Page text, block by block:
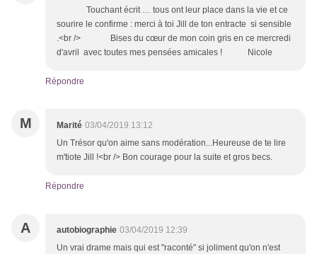
Touchant écrit … tous ont leur place dans la vie et ce
sourire le confirme : merci à toi Jill de ton entracte si sensible
.<br /> Bises du cœur de mon coin gris en ce mercredi
d'avril avec toutes mes pensées amicales ! Nicole
Répondre
M Marité 03/04/2019 13:12
Un Trésor qu'on aime sans modération...Heureuse de te lire
m'tiote Jill !<br /> Bon courage pour la suite et gros becs.
Répondre
A autobiographie 03/04/2019 12:39
Un vrai drame mais qui est "raconté" si joliment qu'on n'est